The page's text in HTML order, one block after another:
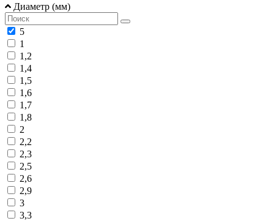
Диаметр (мм)
5
1
1,2
1,4
1,5
1,6
1,7
1,8
2
2,2
2,3
2,5
2,6
2,9
3
3,3